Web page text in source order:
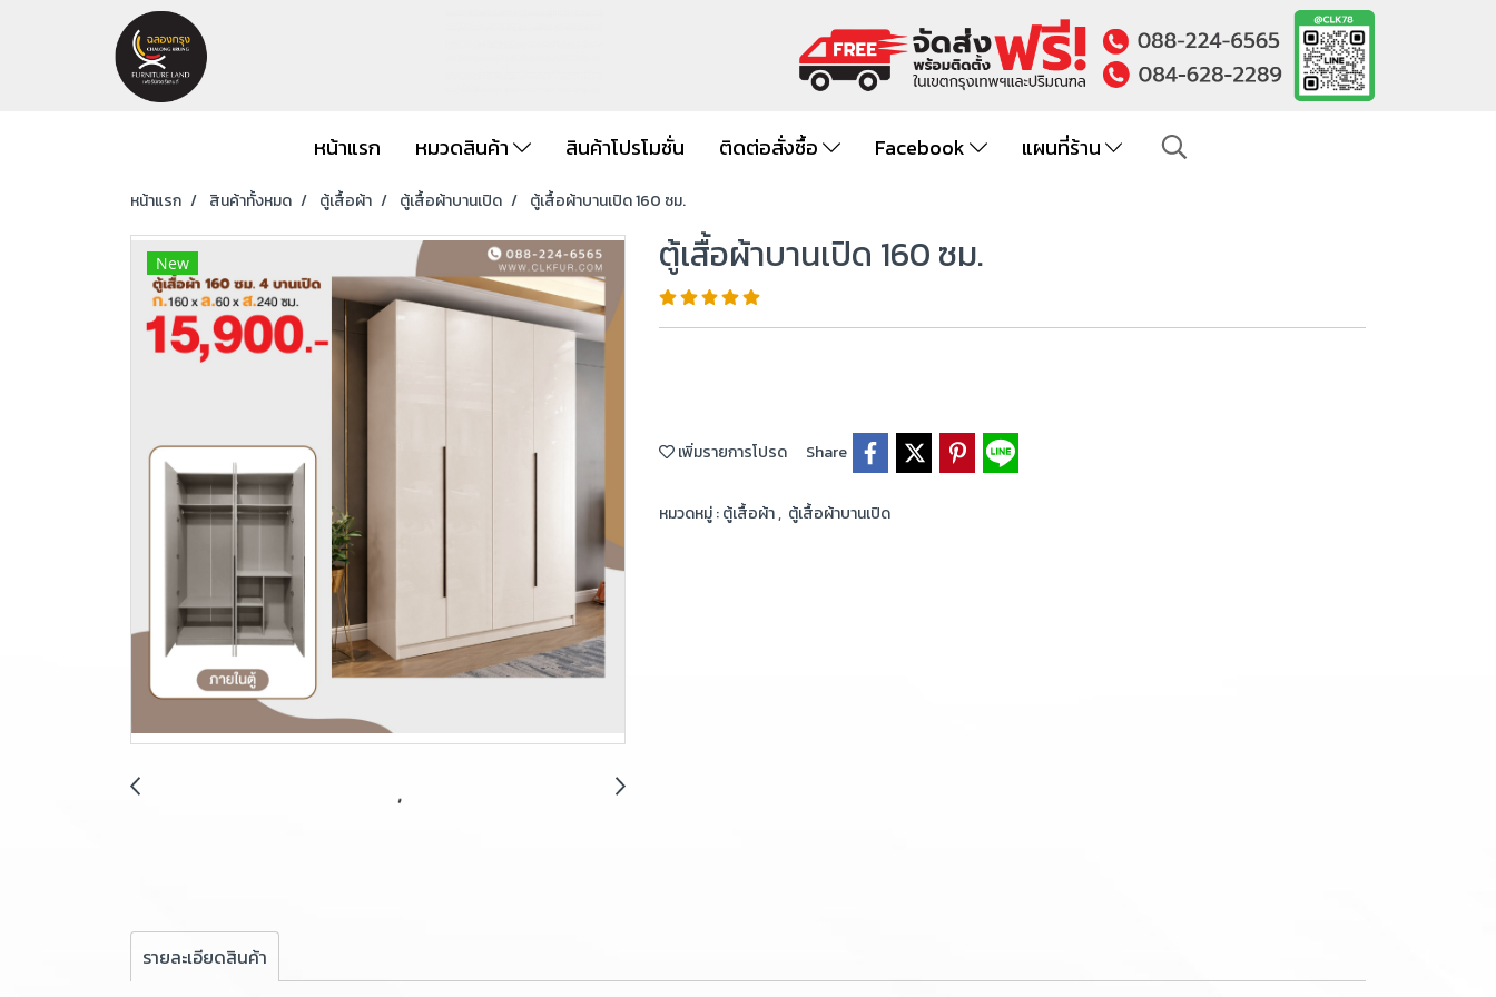
หน้าแรก หมวดสินค้า สินค้าโปรโมชั่น ติดต่อสั่งซื้อ Facebook แผนที่ร้าน
หน้าแรก สินค้าทั้งหมด ตู้เสื้อผ้า ตู้เสื้อผ้าบานเปิด ตู้เสื้อผ้าบานเปิด 160 ซม.
New ตู้เสื้อผ้าบานเปิด 160 ซม.
เพิ่มรายการโปรด Share
หมวดหมู่ :ตู้เสื้อผ้า, ตู้เสื้อผ้าบานเปิด
รายละเอียดสินค้า